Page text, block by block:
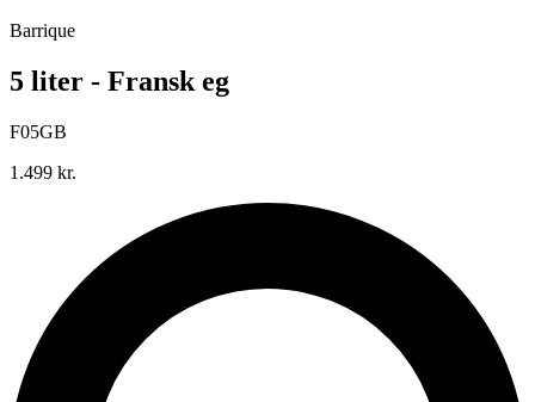
Barrique
5 liter - Fransk eg
F05GB
1.499 kr.